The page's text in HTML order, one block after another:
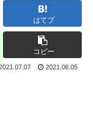
はてブ
コピー
2021.06.05